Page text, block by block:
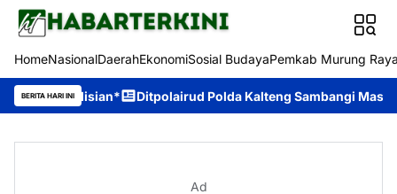
HomeNasionalDaerahEkonomiSosial BudayaPemkab Murung
BERITA HARI INI
Ditpolairud Polda Kalteng Sambangi Masyarakat, Berikan
Ad